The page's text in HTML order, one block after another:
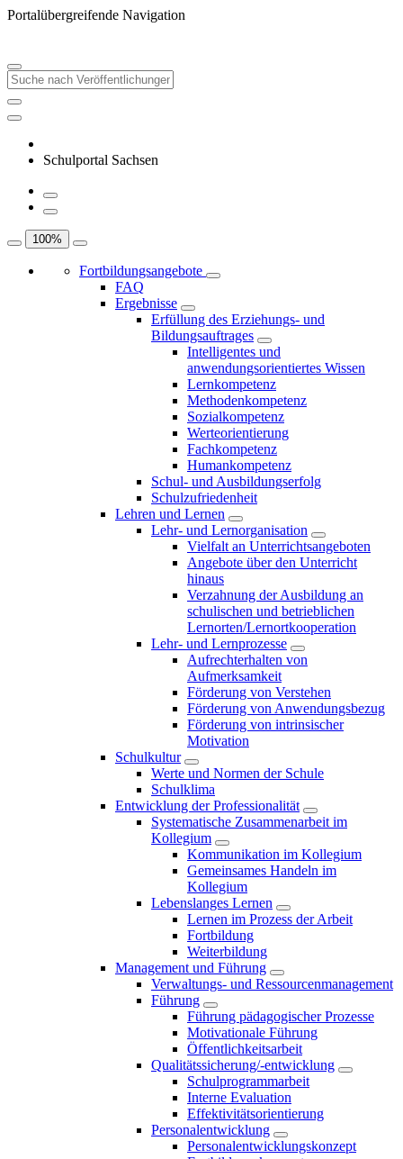
Portalübergreifende Navigation
Schulportal Sachsen
100%
Fortbildungsangebote
FAQ
Ergebnisse
Erfüllung des Erziehungs- und
Bildungsauftrages
Intelligentes und
anwendungsorientiertes Wissen
Lernkompetenz
Methodenkompetenz
Sozialkompetenz
Werteorientierung
Fachkompetenz
Humankompetenz
Schul- und Ausbildungserfolg
Schulzufriedenheit
Lehren und Lernen
Lehr- und Lernorganisation
Vielfalt an Unterrichtsangeboten
Angebote über den Unterricht
hinaus
Verzahnung der Ausbildung an
schulischen und betrieblichen
Lernorten/Lernortkooperation
Lehr- und Lernprozesse
Aufrechterhalten von
Aufmerksamkeit
Förderung von Verstehen
Förderung von Anwendungsbezug
Förderung von intrinsischer
Motivation
Schulkultur
Werte und Normen der Schule
Schulklima
Entwicklung der Professionalität
Systematische Zusammenarbeit im
Kollegium
Kommunikation im Kollegium
Gemeinsames Handeln im
Kollegium
Lebenslanges Lernen
Lernen im Prozess der Arbeit
Fortbildung
Weiterbildung
Management und Führung
Verwaltungs- und Ressourcenmanagement
Führung
Führung pädagogischer Prozesse
Motivationale Führung
Öffentlichkeitsarbeit
Qualitätssicherung/-entwicklung
Schulprogrammarbeit
Interne Evaluation
Effektivitätsorientierung
Personalentwicklung
Personalentwicklungskonzept